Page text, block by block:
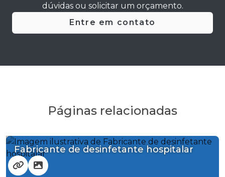
dúvidas ou solicitar um orçamento.
Entre em contato
Páginas relacionadas
Fabricante de desinfetante hospitalar